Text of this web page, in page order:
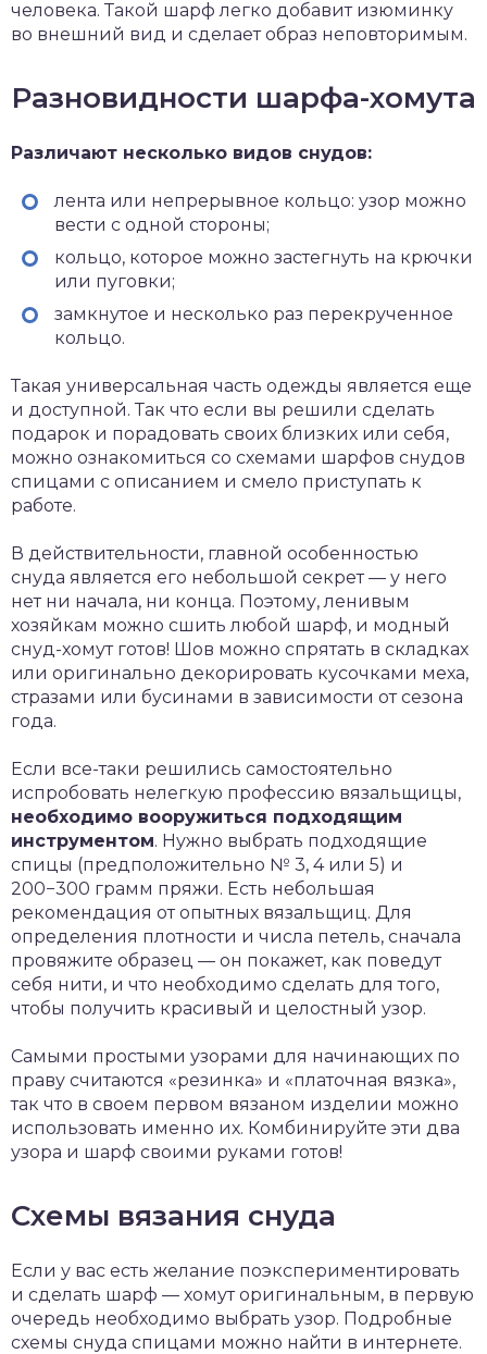
человека. Такой шарф легко добавит изюминку
во внешний вид и сделает образ неповторимым.
Разновидности шарфа-хомута
Различают несколько видов снудов:
лента или непрерывное кольцо: узор можно
вести с одной стороны;
кольцо, которое можно застегнуть на крючки
или пуговки;
замкнутое и несколько раз перекрученное
кольцо.
Такая универсальная часть одежды является еще
и доступной. Так что если вы решили сделать
подарок и порадовать своих близких или себя,
можно ознакомиться со схемами шарфов снудов
спицами с описанием и смело приступать к
работе.
В действительности, главной особенностью
снуда является его небольшой секрет — у него
нет ни начала, ни конца. Поэтому, ленивым
хозяйкам можно сшить любой шарф, и модный
снуд-хомут готов! Шов можно спрятать в складках
или оригинально декорировать кусочками меха,
стразами или бусинами в зависимости от сезона
года.
Если все-таки решились самостоятельно
испробовать нелегкую профессию вязальщицы,
необходимо вооружиться подходящим
инструментом. Нужно выбрать подходящие
спицы (предположительно № 3, 4 или 5) и
200−300 грамм пряжи. Есть небольшая
рекомендация от опытных вязальщиц. Для
определения плотности и числа петель, сначала
провяжите образец — он покажет, как поведут
себя нити, и что необходимо сделать для того,
чтобы получить красивый и целостный узор.
Самыми простыми узорами для начинающих по
праву считаются «резинка» и «платочная вязка»,
так что в своем первом вязаном изделии можно
использовать именно их. Комбинируйте эти два
узора и шарф своими руками готов!
Схемы вязания снуда
Если у вас есть желание поэкспериментировать
и сделать шарф — хомут оригинальным, в первую
очередь необходимо выбрать узор. Подробные
схемы снуда спицами можно найти в интернете.